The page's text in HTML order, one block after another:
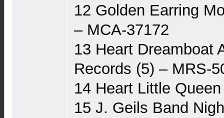
12 Golden Earring
‎– MCA-37172
13 Heart Dreamboat
Records (5) ‎– MRS-
14 Heart Little
15 J. Geils Band